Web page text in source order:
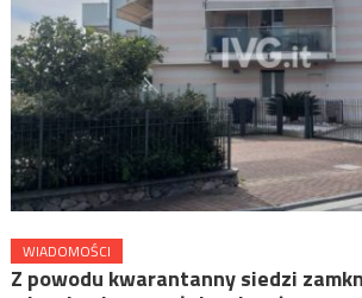
WIADOMOŚCI
Z powodu kwarantanny siedzi